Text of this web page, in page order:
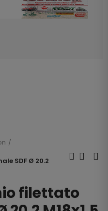
SDF Ø 20.2
filettato